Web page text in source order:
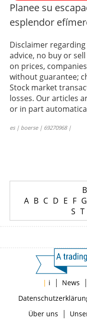
Planee su
esplendor
Disclaimer
advice, no buy or
on prices,
without guarantee;
Stock market
losses. Our articles
or in part
es | boerse | 69270968 |
A B C D E F G
S T
| i | News |
Über uns |